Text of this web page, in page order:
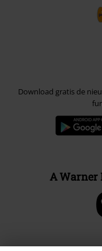
Download gratis de
A Warner